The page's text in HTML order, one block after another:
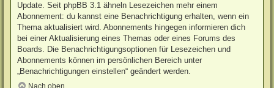
Update. Seit phpBB 3.1 ähneln Lesezeichen mehr einem
Abonnement: du kannst eine Benachrichtigung erhalten, wenn ein
Thema aktualisiert wird. Abonnements hingegen informieren dich
bei einer Aktualisierung eines Themas oder eines Forums des
Boards. Die Benachrichtigungsoptionen für Lesezeichen und
Abonnements können im persönlichen Bereich unter
„Benachrichtigungen einstellen“ geändert werden.
Nach oben